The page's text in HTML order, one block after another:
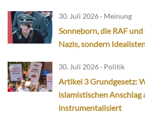
30. Juli 2026 · Meinung
Sonneborn, die RAF und
Nazis, sondern
30. Juli 2026 · Politik
Artikel 3 Grundgesetz:
islamistischen Anschlag
instrumentalisiert